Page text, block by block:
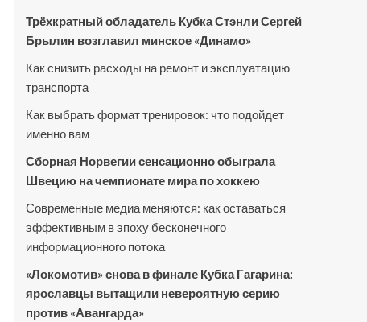
Трёхкратный обладатель Кубка Стэнли Сергей
Брылин возглавил минское «Динамо»
Как снизить расходы на ремонт и эксплуатацию
транспорта
Как выбрать формат тренировок: что подойдет
именно вам
Сборная Норвегии сенсационно обыграла
Швецию на чемпионате мира по хоккею
Современные медиа меняются: как оставаться
эффективным в эпоху бесконечного
информационного потока
«Локомотив» снова в финале Кубка Гагарина:
ярославцы вытащили невероятную серию
против «Авангарда»